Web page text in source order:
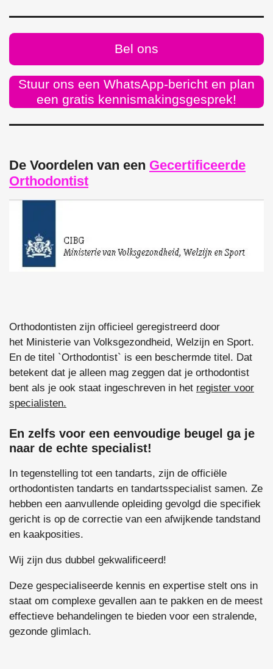
Bel ons
Stuur ons een WhatsApp-bericht en plan
een gratis kennismakingsgesprek!
De Voordelen van een Gecertificeerde
Orthodontist
Orthodontisten zijn officieel geregistreerd door
het Ministerie van Volksgezondheid, Welzijn en Sport.
En de titel `Orthodontist` is een beschermde titel. Dat
betekent dat je alleen mag zeggen dat je orthodontist
bent als je ook staat ingeschreven in het register voor
specialisten.
En zelfs voor een eenvoudige beugel ga je
naar de echte specialist!
In tegenstelling tot een tandarts, zijn de officiële
orthodontisten tandarts en tandartsspecialist samen. Ze
hebben een aanvullende opleiding gevolgd die specifiek
gericht is op de correctie van een afwijkende tandstand
en kaakposities.
Wij zijn dus dubbel gekwalificeerd!
Deze gespecialiseerde kennis en expertise stelt ons in
staat om complexe gevallen aan te pakken en de meest
effectieve behandelingen te bieden voor een stralende,
gezonde glimlach.